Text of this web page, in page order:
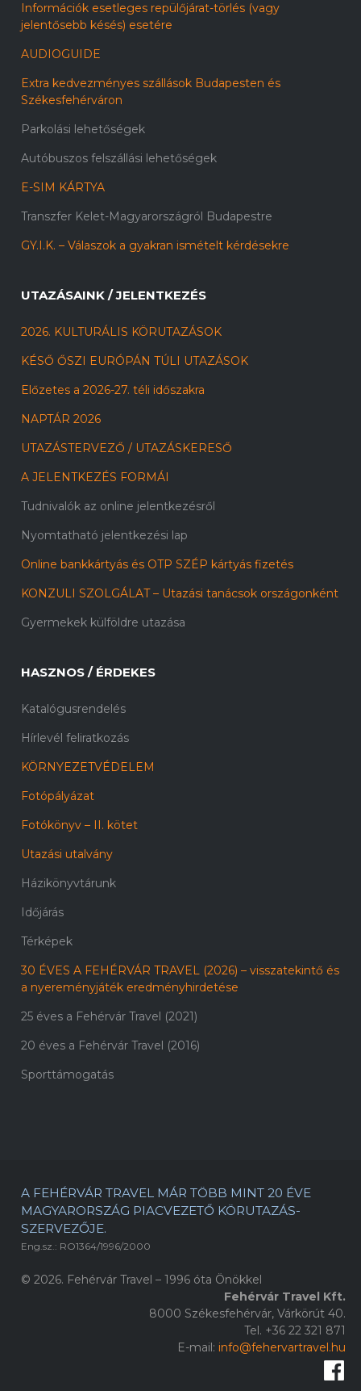
Információk esetleges repülőjárat-törlés (vagy
jelentősebb késés) esetére
AUDIOGUIDE
Extra kedvezményes szállások Budapesten és
Székesfehérváron
Parkolási lehetőségek
Autóbuszos felszállási lehetőségek
E-SIM KÁRTYA
Transzfer Kelet-Magyarországról Budapestre
GY.I.K. – Válaszok a gyakran ismételt kérdésekre
UTAZÁSAINK / JELENTKEZÉS
2026. KULTURÁLIS KÖRUTAZÁSOK
KÉSŐ ŐSZI EURÓPÁN TÚLI UTAZÁSOK
Előzetes a 2026-27. téli időszakra
NAPTÁR 2026
UTAZÁSTERVEZŐ / UTAZÁSKERESŐ
A JELENTKEZÉS FORMÁI
Tudnivalók az online jelentkezésről
Nyomtatható jelentkezési lap
Online bankkártyás és OTP SZÉP kártyás fizetés
KONZULI SZOLGÁLAT – Utazási tanácsok országonként
Gyermekek külföldre utazása
HASZNOS / ÉRDEKES
Katalógusrendelés
Hírlevél feliratkozás
KÖRNYEZETVÉDELEM
Fotópályázat
Fotókönyv – II. kötet
Utazási utalvány
Házikönyvtárunk
Időjárás
Térképek
30 ÉVES A FEHÉRVÁR TRAVEL (2026) – visszatekintő és
a nyereményjáték eredményhirdetése
25 éves a Fehérvár Travel (2021)
20 éves a Fehérvár Travel (2016)
Sporttámogatás
A FEHÉRVÁR TRAVEL MÁR TÖBB MINT 20 ÉVE
MAGYARORSZÁG PIACVEZETŐ KÖRUTAZÁS-
SZERVEZŐJE.
Eng.sz.: RO1364/1996/2000
© 2026. Fehérvár Travel – 1996 óta Önökkel
Fehérvár Travel Kft.
8000 Székesfehérvár, Várkörút 40.
Tel. +36 22 321 871
E-mail: info@fehervartravel.hu